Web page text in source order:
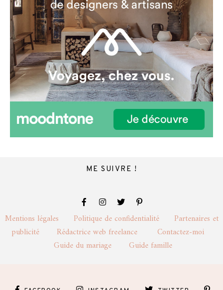
ME SUIVRE !
Mentions légales Politique de confidentialité Partenaires et
publicité Rédactrice web freelance Contactez-moi
Guide du mariage Guide famille